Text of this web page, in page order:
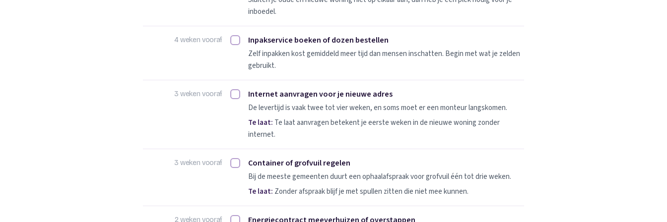
inboedel.
4 weken vooraf Inpakservice boeken of dozen bestellen afvinken
Inpakservice boeken of dozen bestellen
Zelf inpakken kost gemiddeld meer tijd dan mensen inschatten. Begin met wat je zelden
gebruikt.
3 weken vooraf Internet aanvragen voor je nieuwe adres afvinken
Internet aanvragen voor je nieuwe adres
De levertijd is vaak twee tot vier weken, en soms moet er een monteur langskomen.
Te laat: Te laat aanvragen betekent je eerste weken in de nieuwe woning zonder
internet.
3 weken vooraf Container of grofvuil regelen afvinken
Container of grofvuil regelen
Bij de meeste gemeenten duurt een ophaalafspraak voor grofvuil één tot drie weken.
Te laat: Zonder afspraak blijf je met spullen zitten die niet mee kunnen.
2 weken vooraf